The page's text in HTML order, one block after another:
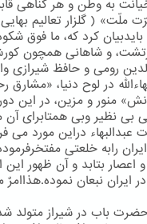
به وطن و هر گناهی
( گلزار تعالیم بهایی،
بایدبیان كرد كه، ما فوق
و شاهانی همچون
رومی و حافظ شیرازی
در لوح دنیا،
منور و مزین، در این
بی نظیر وبی همتابرای
دراین مورد می
رابه خلعتی مفتخرفرموده
اعصار بتابد و آن ظهور این
ایران نبعان
باب در شیراز متولد